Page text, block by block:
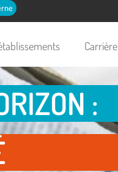
Carrière
: